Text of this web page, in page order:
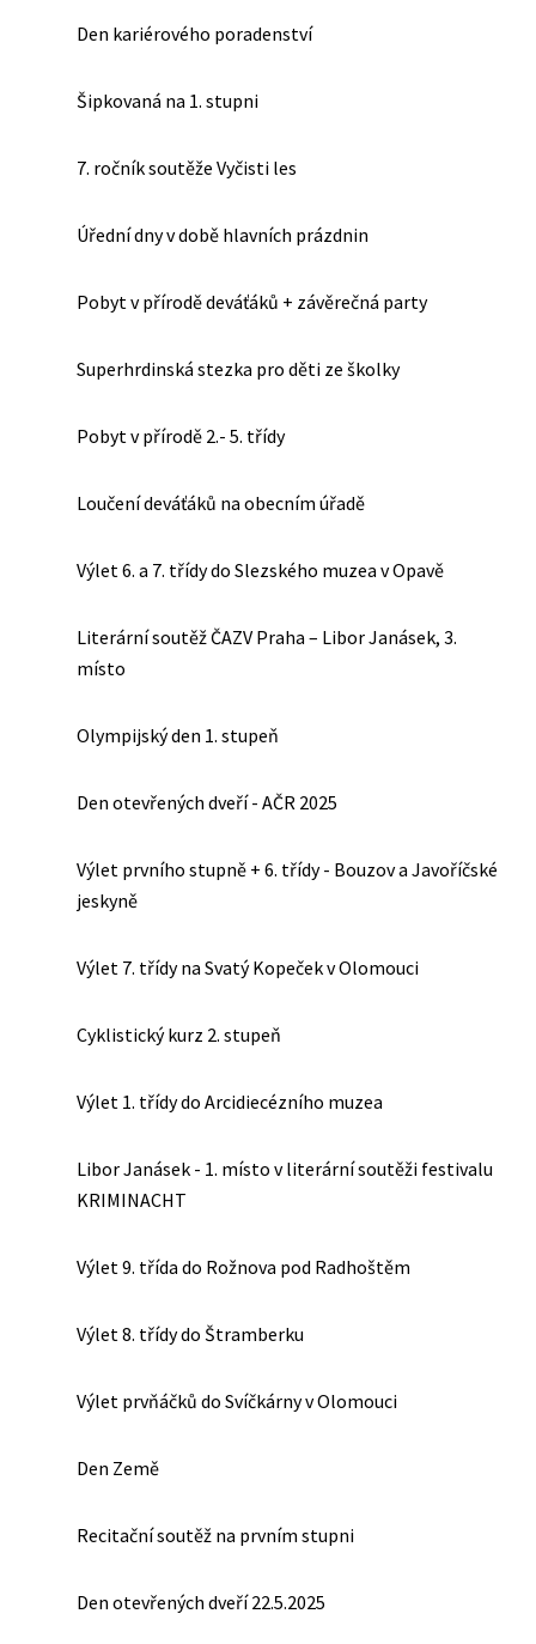
Den kariérového poradenství
Šipkovaná na 1. stupni
7. ročník soutěže Vyčisti les
Úřední dny v době hlavních prázdnin
Pobyt v přírodě deváťáků + závěrečná party
Superhrdinská stezka pro děti ze školky
Pobyt v přírodě 2.- 5. třídy
Loučení deváťáků na obecním úřadě
Výlet 6. a 7. třídy do Slezského muzea v Opavě
Literární soutěž ČAZV Praha – Libor Janásek, 3.
místo
Olympijský den 1. stupeň
Den otevřených dveří - AČR 2025
Výlet prvního stupně + 6. třídy - Bouzov a Javoříčské
jeskyně
Výlet 7. třídy na Svatý Kopeček v Olomouci
Cyklistický kurz 2. stupeň
Výlet 1. třídy do Arcidiecézního muzea
Libor Janásek - 1. místo v literární soutěži festivalu
KRIMINACHT
Výlet 9. třída do Rožnova pod Radhoštěm
Výlet 8. třídy do Štramberku
Výlet prvňáčků do Svíčkárny v Olomouci
Den Země
Recitační soutěž na prvním stupni
Den otevřených dveří 22.5.2025